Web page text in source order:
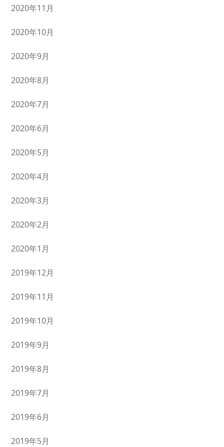
2020年11月
2020年10月
2020年9月
2020年8月
2020年7月
2020年6月
2020年5月
2020年4月
2020年3月
2020年2月
2020年1月
2019年12月
2019年11月
2019年10月
2019年9月
2019年8月
2019年7月
2019年6月
2019年5月